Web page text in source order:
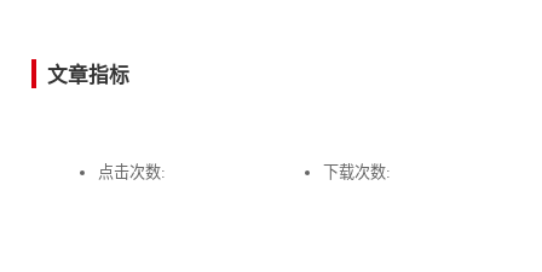
文章指标
点击次数: 下载次数: